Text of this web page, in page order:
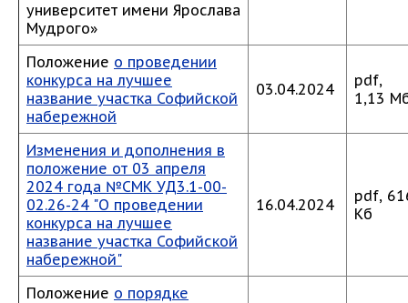
университет имени Ярослава
Мудрого»
Положение о проведении
конкурса на лучшее
название участка Софийской
набережной
03.04.2024
pdf,
1,13
Изменения и дополнения в
положение от 03 апреля
2024 года №СМК УД3.1-00-
02.26-24 "О проведении
конкурса на лучшее
название участка Софийской
набережной"
16.04.2024
pdf,
Кб
Положение о порядке